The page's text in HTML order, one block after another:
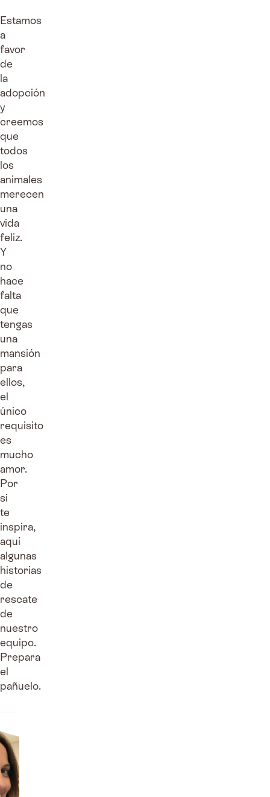
Estamos
a
favor
de
la
adopción
y
creemos
que
todos
los
animales
merecen
una
vida
feliz.
Y
no
hace
falta
que
tengas
una
mansión
para
ellos,
el
único
requisito
es
mucho
amor.
Por
si
te
inspira,
aquí
algunas
historias
de
rescate
de
nuestro
equipo.
Prepara
el
pañuelo.